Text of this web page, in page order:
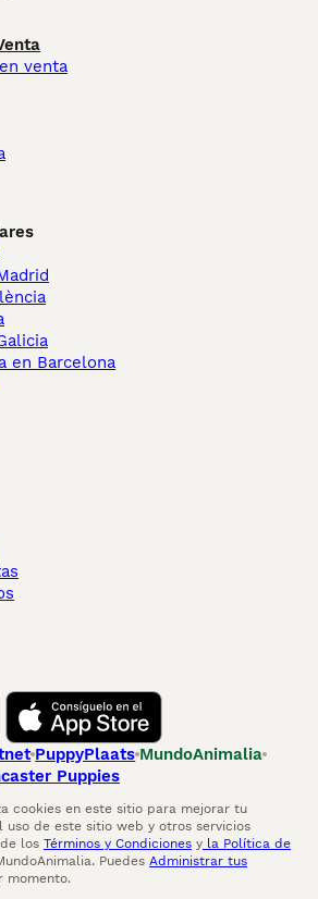
venta
en Barcelona
PuppyPlaats MundoAnimalia
Puppies
cookies en este sitio para mejorar tu
uso de este sitio web y otros servicios
los Términos y Condiciones y la Política de
Puedes Administrar tus
momento.